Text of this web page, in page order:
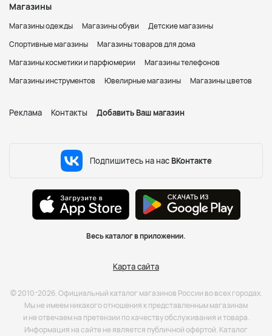
Магазины
Магазины одежды Магазины обуви
Детские магазины
Спортивные магазины
Магазины товаров для дома
Магазины косметики и парфюмерии
Магазины телефонов
Магазины инструментов
Ювелирные магазины Магазины цветов
Реклама Контакты Добавить Ваш магазин
Подпишитесь на нас ВКонтакте
Весь каталог в приложении.
Карта сайта
© 2010-2026. Официальный каталог магазинов России во всех городах.
Мы не имеем никакого отношения к представленным магазинам
и не отвечаем на претензии по качеству обслуживания и товара.
Информация на сайте не является публичной офёртой. Каталог